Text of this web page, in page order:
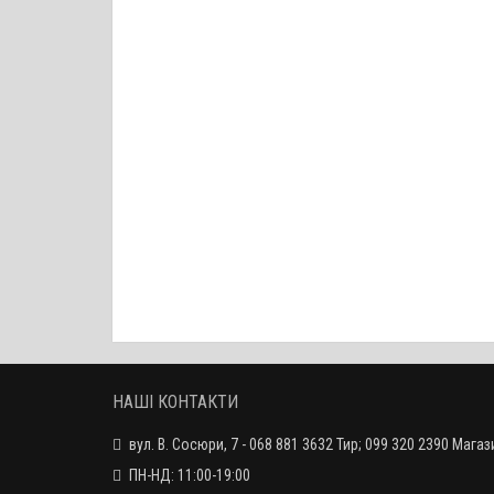
НАШІ КОНТАКТИ
вул. В. Сосюри, 7 - 068 881 3632 Тир; 099 320 2390
ПН-НД: 11:00-19:00